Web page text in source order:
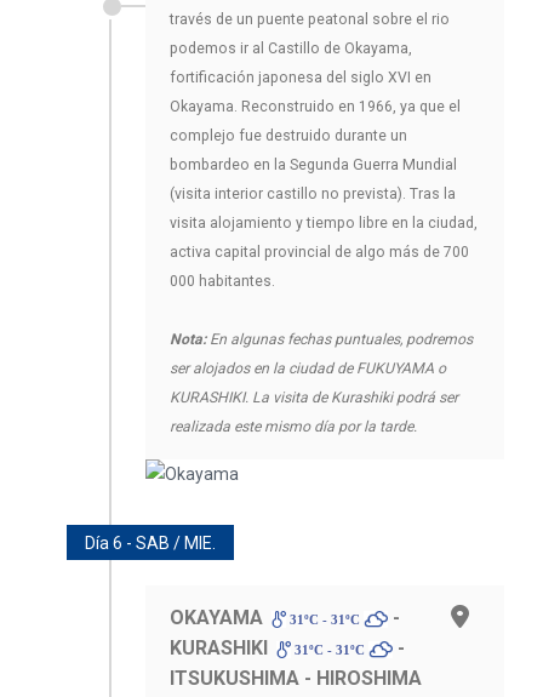
través de un puente peatonal sobre el rio
podemos ir al Castillo de Okayama,
fortificación japonesa del siglo XVI en
Okayama. Reconstruido en 1966, ya que el
complejo fue destruido durante un
bombardeo en la Segunda Guerra Mundial
(visita interior castillo no prevista). Tras la
visita alojamiento y tiempo libre en la ciudad,
activa capital provincial de algo más de 700
000 habitantes.
Nota:En algunas fechas puntuales, podremos
ser alojados en la ciudad de FUKUYAMA o
KURASHIKI. La visita de Kurashiki podrá ser
realizada este mismo día por la tarde.
Día 6 - SAB / MIE.
OKAYAMA 31ºC - 31ºC
-
KURASHIKI
31ºC - 31ºC
-
ITSUKUSHIMA - HIROSHIMA